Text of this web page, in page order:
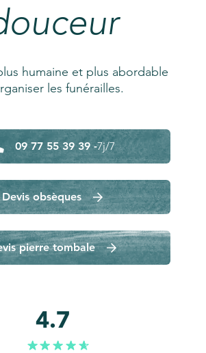
humaine et plus abordable
les funérailles.
09 77 55 39 39 -7j/7
Devis obsèques
pierre tombale
4.7